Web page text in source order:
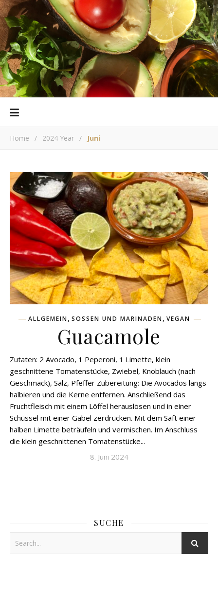
Home / 2024 Year / Juni
ALLGEMEIN, SOSSEN UND MARINADEN , VEGAN
Guacamole
Zutaten: 2 Avocado, 1 Peperoni, 1 Limette, klein
geschnittene Tomatenstücke, Zwiebel, Knoblauch (nach
Geschmack), Salz, Pfeffer Zubereitung: Die Avocados längs
halbieren und die Kerne entfernen. Anschließend das
Fruchtfleisch mit einem Löffel herauslösen und in einer
Schüssel mit einer Gabel zerdrücken. Mit dem Saft einer
halben Limette beträufeln und vermischen. Im Anschluss
die klein geschnittenen Tomatenstücke...
8. Juni 2024
SUCHE